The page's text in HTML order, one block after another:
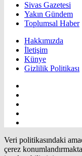
Sivas Gazetesi
Yakın Gündem
Toplumsal Haber
Hakkımızda
İletişim
Künye
Gizlilik Politikası
Veri politikasındaki
çerez